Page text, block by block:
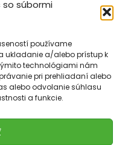
so súbormi
používame
ukladanie a/alebo prístup k
technológiami nám
pri prehliadaní alebo
alebo odvolanie súhlasu
a funkcie.
888